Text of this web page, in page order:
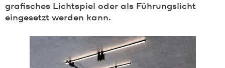
grafisches Lichtspiel oder als Führungslicht
eingesetzt werden kann.